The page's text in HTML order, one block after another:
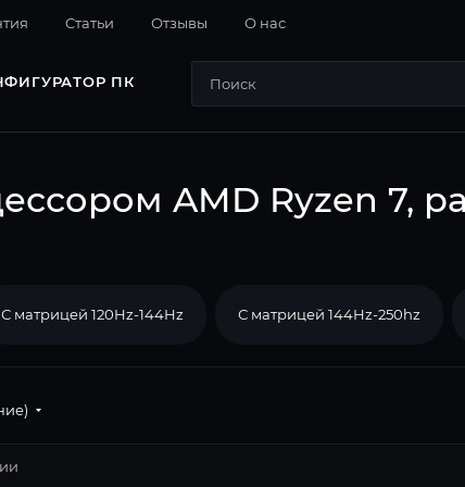
Cтатьи Отзывы О нас
ПК
AMD Ryzen 7,
С матрицей 120Hz-144Hz С матрицей 144Hz-250hz